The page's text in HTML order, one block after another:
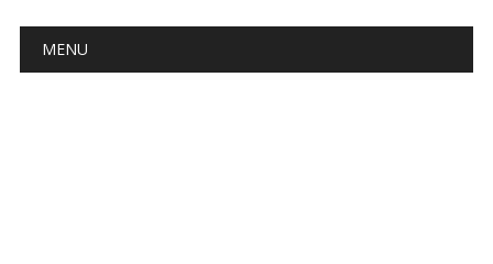
Main menu
MENU